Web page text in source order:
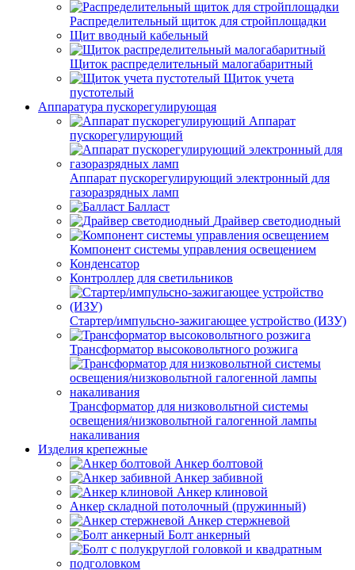
Распределительный щиток для стройплощадки
Щит вводный кабельный
Щиток распределительный малогабаритный
Щиток учета
пустотелый
Аппаратура пускорегулирующая
Аппарат
пускорегулирующий
Аппарат пускорегулирующий электронный для
газоразрядных ламп
Балласт
Драйвер светодиодный
Компонент системы управления освещением
Конденсатор
Контроллер для светильников
Стартер/импульсно-зажигающее устройство (ИЗУ)
Трансформатор высоковольтного розжига
Трансформатор для низковольтной системы
освещения/низковольтной галогенной лампы
накаливания
Изделия крепежные
Анкер болтовой
Анкер забивной
Анкер клиновой
Анкер складной потолочный (пружинный)
Анкер стержневой
Болт анкерный